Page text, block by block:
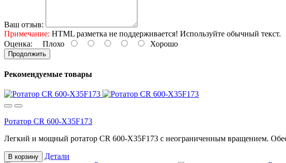
Ваш отзыв:
Примечание: HTML разметка не поддерживается! Используйте обычный текст.
Оценка: Плохо Хорошо
Продолжить
Рекомендуемые товары
Ротатор CR 600-X35F173
Легкий и мощный ротатор CR 600-X35F173 с неограниченным вращением.
В корзину Детали